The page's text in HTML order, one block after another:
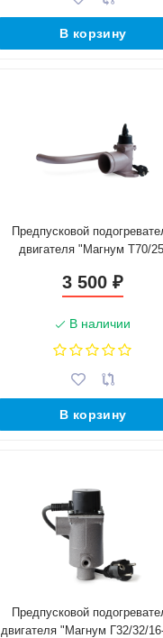
В корзину
Предпусковой
двигателя "Магнум Т70/
3 500₽
В наличии
В корзину
Предпусковой
двигателя "Магнум Г32/32/